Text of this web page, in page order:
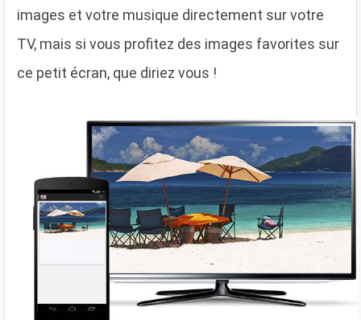
images et votre musique directement sur votre
TV, mais si vous profitez des images favorites sur
ce petit écran, que diriez vous !